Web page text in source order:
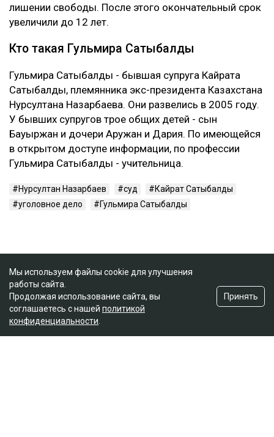
лишении свободы. После этого окончательный срок
увеличили до 12 лет.
Кто такая Гульмира Сатыбалды
Гульмира Сатыбалды - бывшая супруга Кайрата
Сатыбалды, племянника экс-президента Казахстана
Нурсултана Назарбаева. Они развелись в 2005 году.
У бывших супругов трое общих детей - сын
Бауыржан и дочери Аружан и Дария. По имеющейся
в открытом доступе информации, по профессии
Гульмира Сатыбалды - учительница.
Нурсултан Назарбаев суд
Кайрат Сатыбалды
уголовное дело
Гульмира Сатыбалды
Мы используем файлы cookie для улучшения
работы сайта.
Продолжая использование сайта, вы
соглашаетесь с нашей политикой
конфиденциальности
Принять